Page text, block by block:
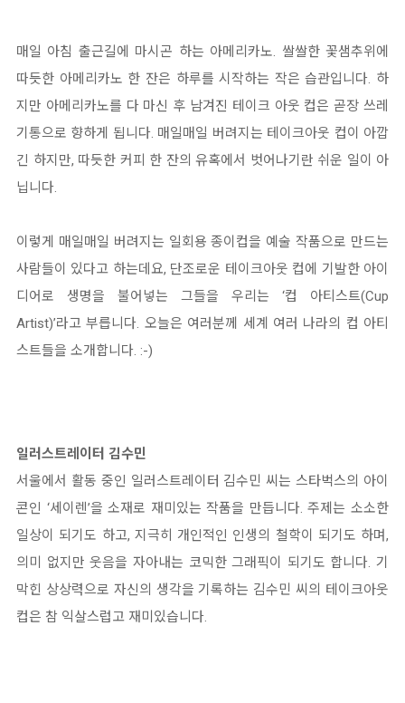
매일 아침 출근길에 마시곤 하는 아메리카노. 쌀쌀한 꽃샘추위에
따듯한 아메리카노 한 잔은 하루를 시작하는 작은 습관입니다. 하
지만 아메리카노를 다 마신 후 남겨진 테이크 아웃 컵은 곧장 쓰레
기통으로 향하게 됩니다. 매일매일 버려지는 테이크아웃 컵이 아깝
긴 하지만, 따듯한 커피 한 잔의 유혹에서 벗어나기란 쉬운 일이 아
닙니다.
이렇게 매일매일 버려지는 일회용 종이컵을 예술 작품으로 만드는
사람들이 있다고 하는데요, 단조로운 테이크아웃 컵에 기발한 아이
디어로 생명을 불어넣는 그들을 우리는 ‘컵 아티스트(Cup
Artist)’라고 부릅니다. 오늘은 여러분께 세계 여러 나라의 컵 아티
스트들을 소개합니다. :-)
일러스트레이터 김수민
서울에서 활동 중인 일러스트레이터 김수민 씨는 스타벅스의 아이
콘인 ‘세이렌’을 소재로 재미있는 작품을 만듭니다. 주제는 소소한
일상이 되기도 하고, 지극히 개인적인 인생의 철학이 되기도 하며,
의미 없지만 웃음을 자아내는 코믹한 그래픽이 되기도 합니다. 기
막힌 상상력으로 자신의 생각을 기록하는 김수민 씨의 테이크아웃
컵은 참 익살스럽고 재미있습니다.